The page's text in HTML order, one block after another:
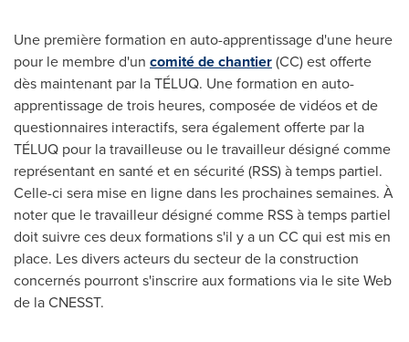
Une première formation en auto-apprentissage d'une heure
pour le membre d'un comité de chantier(CC) est offerte
dès maintenant par la TÉLUQ. Une formation en auto-
apprentissage de trois heures, composée de vidéos et de
questionnaires interactifs, sera également offerte par la
TÉLUQ pour la travailleuse ou le travailleur désigné comme
représentant en santé et en sécurité (RSS) à temps partiel.
Celle-ci sera mise en ligne dans les prochaines semaines. À
noter que le travailleur désigné comme RSS à temps partiel
doit suivre ces deux formations s'il y a un CC qui est mis en
place. Les divers acteurs du secteur de la construction
concernés pourront s'inscrire aux formations via le site Web
de la CNESST.